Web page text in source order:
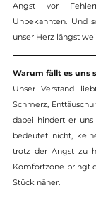
Angst vor
Unbekannten. Und
unser Herz längst
Warum fällt es uns
Unser Verstand
Schmerz,
dabei hindert er
bedeutet nicht,
trotz der Angst zu
Komfortzone bringt
Stück näher.